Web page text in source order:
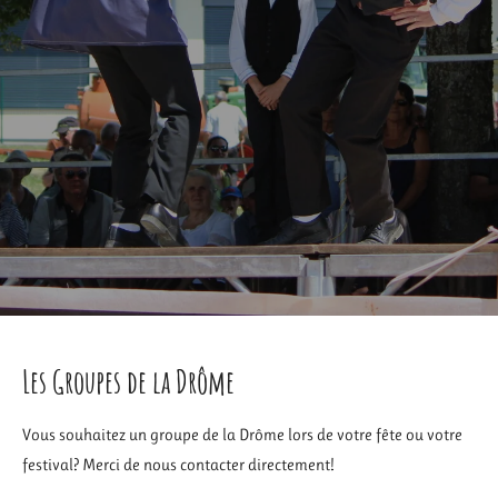
Les Groupes de la Drôme
Vous souhaitez un groupe de la Drôme lors de votre fête ou votre
festival? Merci de nous contacter directement!